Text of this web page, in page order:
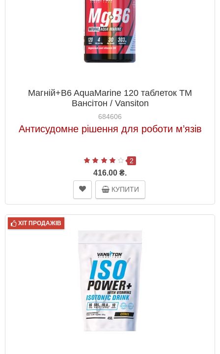
Магній+B6 AquaMarine 120 таблеток ТМ
Вансітон / Vansiton
684606
Антисудомне рішення для роботи м’язів
2
416.00 ₴.
КУПИТИ
ХІТ ПРОДАЖІВ